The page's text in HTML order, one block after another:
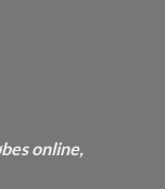
online,